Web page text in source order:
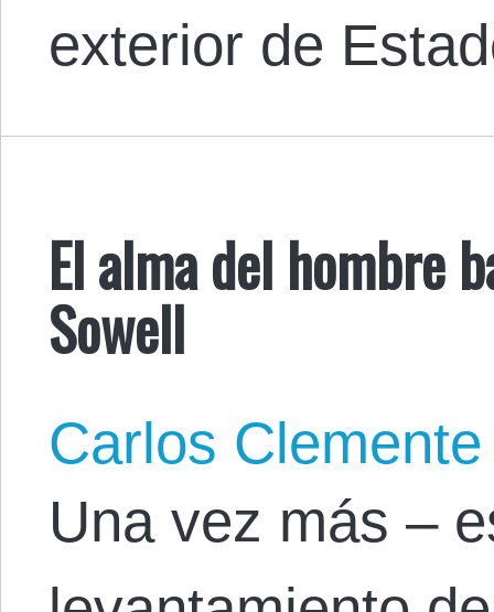
exterior de
El alma del hombre
Sowell
Carlos Clemente
Una vez más –